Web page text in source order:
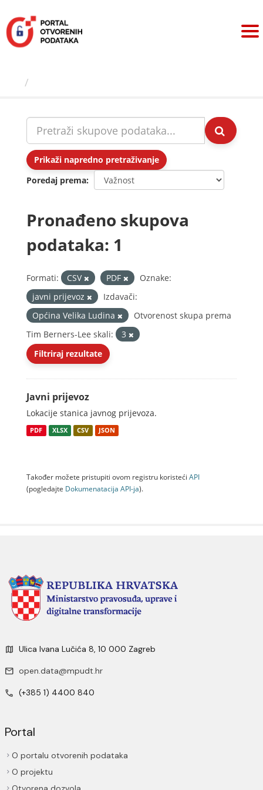
sadržaj
Prikaži napredno pretraživanje
Poredaj prema
Pronađeno skupova
podataka: 1
Formati: CSV PDF
Oznake:
javni prijevoz
Izdavači:
Općina Velika Ludina
Otvorenost skupa prema
Tim Berners-Lee skali:
3
Filtriraj rezultate
Javni prijevoz
Lokacije stanica javnog prijevoza.
PDF XLSX CSV JSON
Također možete pristupiti ovom registru koristeći API
(pogledajte Dokumenаtаcijа API-jа).